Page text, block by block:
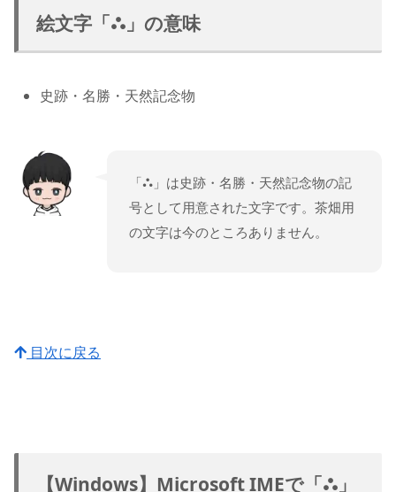
絵文字「⛬」の意味
史跡・名勝・天然記念物
「⛬」は史跡・名勝・天然記念物の記
号として用意された文字です。茶畑用
の文字は今のところありません。
目次に戻る
【Windows】Microsoft IMEで「⛬」